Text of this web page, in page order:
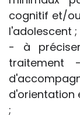
cognitif et/
l'adolescent ;
- à
traitement
d'orientation
;